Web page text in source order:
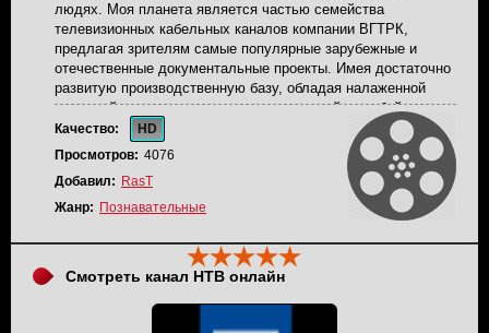
людях. Моя планета является частью семейства
телевизионных кабельных каналов компании ВГТРК,
предлагая зрителям самые популярные зарубежные и
отечественные документальные проекты. Имея достаточно
развитую производственную базу, обладая налаженной
системой закупок контента, разветвленной службой
маркетинга и дистрибуции, канал сформировал огромный
портфель программ, которые и составляют основу его
сетки вещания. 720 часов оригинального телематериала
ежегодно - это фактически в полтора превышает объем
съемок основных зарубежных каналов этой тематики.
Около 200 человек ежедневно трудятся над тем, чтобы
обеспечить русскоязычного зрителя познавательным,
интересным и современным телевидением.
Качество:
HD
Просмотров: 4076
Добавил: RasT
Жанр: Познавательные
Смотреть канал НТВ онлайн